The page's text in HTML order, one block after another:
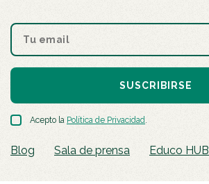
SUSCRIBIRSE
Acepto la Política de Privacidad.
Blog Sala de prensa Educo HUB